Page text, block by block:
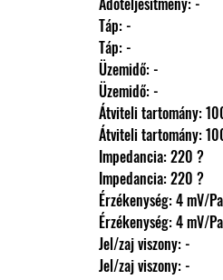
                Táp: -
                Táp: -
                Üzemidő: -
                Üzemidő: -
Átviteli
Átviteli
                Impedancia: 220 ?
                Impedancia: 220 ?
                Érzékenység: 4 mV/Pa
                Érzékenység: 4 mV/Pa
                Jel/zaj viszony: -
                Jel/zaj viszony: -